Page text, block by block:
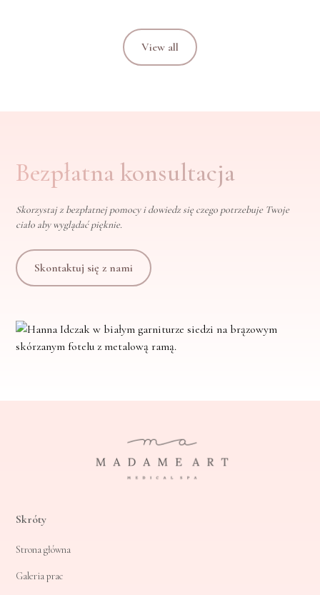
View all
Bezpłatna konsultacja
Skorzystaj z bezpłatnej pomocy i dowiedz się czego potrzebuje Twoje
ciało aby wyglądać pięknie.
Skontaktuj się z nami
Skróty
Strona główna
Galeria prac